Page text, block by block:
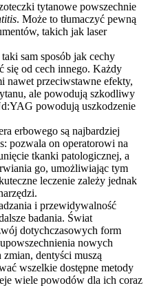
tytanowe powszechnie
. Może to tłumaczyć pewną
takich jak laser
sam sposób jak cechy
się od cech innego. Każdy
nawet przeciwstawne efekty,
ale powodują szkodliwy
powodują uszkodzenie
erbowego są najbardziej
pozwala on operatorowi na
tkanki patologicznej, a
go, umożliwiając tym
leczenie zależy jednak
i przewidywalność
badania. Świat
dotychczasowych form
nowych
dentyści muszą
wszelkie dostępne metody
wiele powodów dla ich coraz